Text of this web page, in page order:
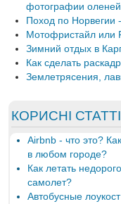
фотографии оленей
Поход по Норвегии
Мотофристайл или
Зимний отдых в
Как сделать
Землетрясения,
КОРИСНІ СТАТТІ
Airbnb - что это?
в любом городе?
Как летать
самолет?
Автобусные